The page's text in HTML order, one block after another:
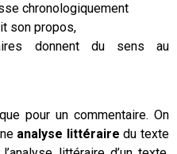
chronologiquement
son propos,
donnent du sens au
pour un commentaire. On
analyse littéraire du texte